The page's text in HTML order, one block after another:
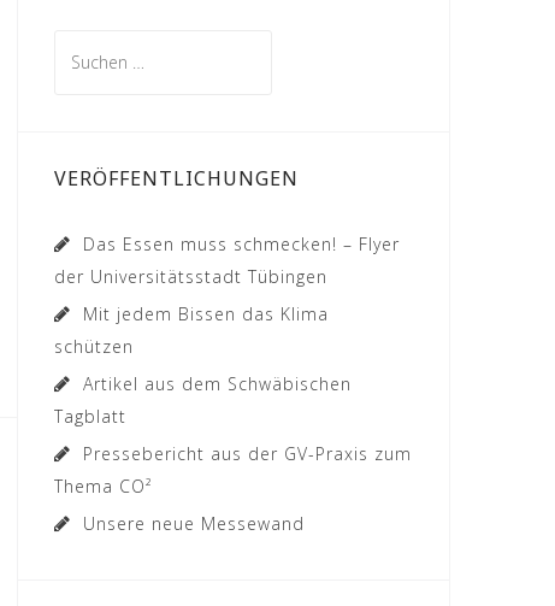
nach:
VERÖFFENTLICHUNGEN
Das Essen muss schmecken! – Flyer
der Universitätsstadt Tübingen
Mit jedem Bissen das Klima
schützen
Artikel aus dem Schwäbischen
Tagblatt
Pressebericht aus der GV-Praxis zum
Thema CO²
Unsere neue Messewand